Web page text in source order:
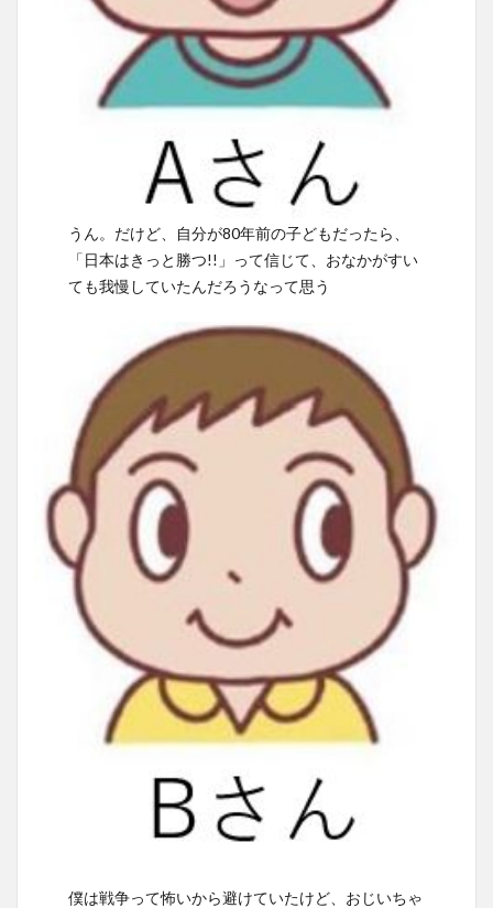
うん。だけど、自分が80年前の子どもだったら、
「日本はきっと勝つ!!」って信じて、おなかがすい
ても我慢していたんだろうなって思う
僕は戦争って怖いから避けていたけど、おじいちゃ